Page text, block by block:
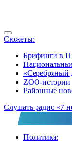
Сюжеты:
Брифинги в
«Серебряный
ZOO-истории
Районные
Слушать радио «7
Политика: